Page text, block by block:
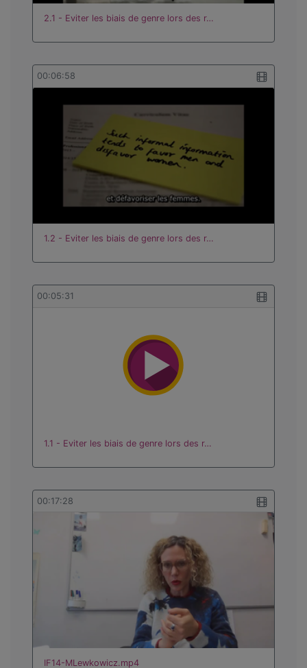
2.1 - Eviter les biais de genre lors des r…
00:06:58
1.2 - Eviter les biais de genre lors des r…
00:05:31
1.1 - Eviter les biais de genre lors des r…
00:17:28
IF14-MLewkowicz.mp4